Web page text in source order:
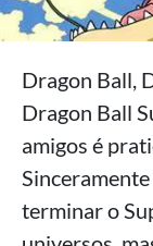
Dragon Ball,
Dragon Ball
amigos é
terminar o